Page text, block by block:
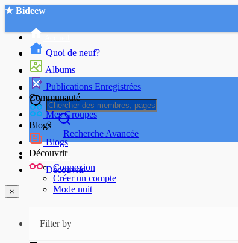
★ Bideew
Recherche Avancée
Mon compte
Connexion
Créer un compte
Mode nuit
Quoi de neuf?
Albums
Publications Enregistrées
Communauté
Mes Groupes
Blogs
Blogs
Découvrir
Découvrir
×
Filter by